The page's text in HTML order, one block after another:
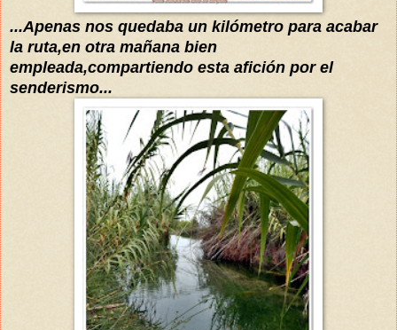
...Apenas nos quedaba un kilómetro para acabar
la ruta,en otra mañana bien
empleada,compartiendo esta afición por el
senderismo...